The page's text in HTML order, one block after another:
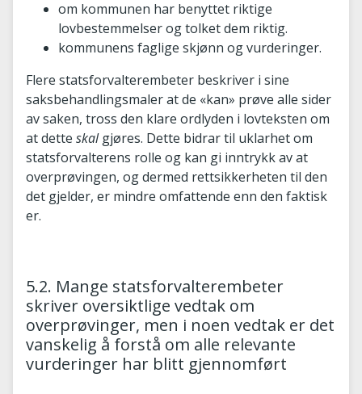
om kommunen har benyttet riktige
lovbestemmelser og tolket dem riktig.
kommunens faglige skjønn og vurderinger.
Flere statsforvalterembeter beskriver i sine
saksbehandlingsmaler at de «kan» prøve alle sider
av saken, tross den klare ordlyden i lovteksten om
at dette skalgjøres. Dette bidrar til uklarhet om
statsforvalterens rolle og kan gi inntrykk av at
overprøvingen, og dermed rettsikkerheten til den
det gjelder, er mindre omfattende enn den faktisk
er.
5.2. Mange statsforvalterembeter
skriver oversiktlige vedtak om
overprøvinger, men i noen vedtak er det
vanskelig å forstå om alle relevante
vurderinger har blitt gjennomført